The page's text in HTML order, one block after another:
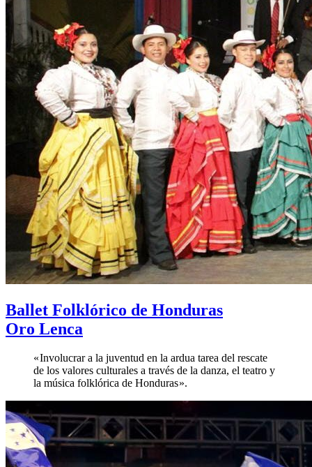
Ballet Folklórico de Honduras
Oro Lenca
« Involucrar a la juventud en la ardua tarea del rescate
de los valores culturales a través de la danza, el teatro y
la música folklórica de Honduras ».